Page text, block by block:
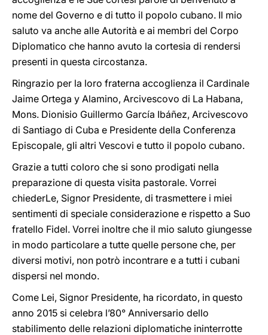
nome del Governo e di tutto il popolo cubano. Il mio
saluto va anche alle Autorità e ai membri del Corpo
Diplomatico che hanno avuto la cortesia di rendersi
presenti in questa circostanza.
Ringrazio per la loro fraterna accoglienza il Cardinale
Jaime Ortega y Alamino, Arcivescovo di La Habana,
Mons. Dionisio Guillermo García Ibáñez, Arcivescovo
di Santiago di Cuba e Presidente della Conferenza
Episcopale, gli altri Vescovi e tutto il popolo cubano.
Grazie a tutti coloro che si sono prodigati nella
preparazione di questa visita pastorale. Vorrei
chiederLe, Signor Presidente, di trasmettere i miei
sentimenti di speciale considerazione e rispetto a Suo
fratello Fidel. Vorrei inoltre che il mio saluto giungesse
in modo particolare a tutte quelle persone che, per
diversi motivi, non potrò incontrare e a tutti i cubani
dispersi nel mondo.
Come Lei, Signor Presidente, ha ricordato, in questo
anno 2015 si celebra l’80° Anniversario dello
stabilimento delle relazioni diplomatiche ininterrotte